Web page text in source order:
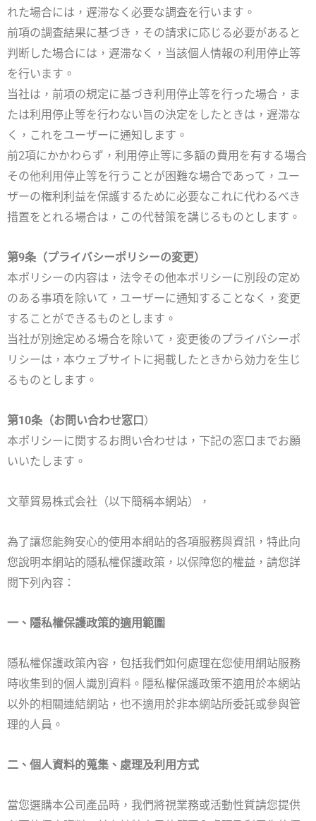
れた場合には，遅滞なく必要な調査を行います。
前項の調査結果に基づき，その請求に応じる必要があると
判断した場合には，遅滞なく，当該個人情報の利用停止等
を行います。
当社は，前項の規定に基づき利用停止等を行った場合，ま
たは利用停止等を行わない旨の決定をしたときは，遅滞な
く，これをユーザーに通知します。
前2項にかかわらず，利用停止等に多額の費用を有する場合
その他利用停止等を行うことが困難な場合であって，ユー
ザーの権利利益を保護するために必要なこれに代わるべき
措置をとれる場合は，この代替策を講じるものとします。
第9条（プライバシーポリシーの変更）
本ポリシーの内容は，法令その他本ポリシーに別段の定め
のある事項を除いて，ユーザーに通知することなく，変更
することができるものとします。
当社が別途定める場合を除いて，変更後のプライバシーポ
リシーは，本ウェブサイトに掲載したときから効力を生じ
るものとします。
第10条（お問い合わせ窓口 ）
本ポリシーに関するお問い合わせは，下記の窓口までお願
いいたします。
文華貿易株式会社（以下簡稱本網站），
為了讓您能夠安心的使用本網站的各項服務與資訊，特此向
您說明本網站的隱私權保護政策，以保障您的權益，請您詳
閱下列內容：
一、隱私權保護政策的適用範圍
隱私權保護政策內容，包括我們如何處理在您使用網站服務
時收集到的個人識別資料。隱私權保護政策不適用於本網站
以外的相關連結網站，也不適用於非本網站所委託或參與管
理的人員。
二、個人資料的蒐集、處理及利用方式
當您選購本公司產品時，我們將視業務或活動性質請您提供